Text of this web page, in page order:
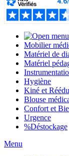
Mobilier
Matériel de
Matériel
Hygiène
Kiné et
Blouse
Confort et
Urgence
%Déstockage
Menu